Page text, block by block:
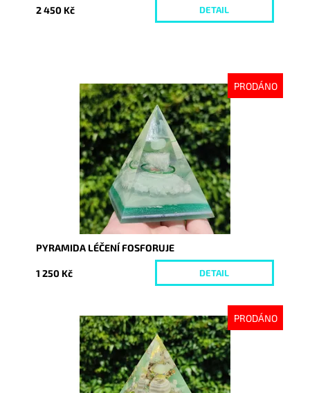
2 450 Kč DETAIL
PRODÁNO
Dostupnost:
Vyprodáno
8741
PYRAMIDA LÉČENÍ FOSFORUJE
1 250 Kč DETAIL
PRODÁNO
Dostupnost:
Vyprodáno
8714